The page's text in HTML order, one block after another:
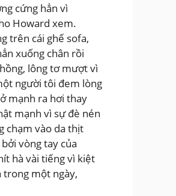
cứng hẳn vì
Howard xem.
trên cái ghế sofa,
xuống chân rồi
lông tơ mượt vì
người tôi đem lòng
mạnh ra hơi thay
mạnh vì sự đè nén
chạm vào da thịt
vòng tay của
hà vài tiếng vì kiệt
trong một ngày,